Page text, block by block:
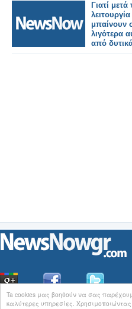
Ta cookies μας βοηθούν να σας
καλύτερες υπηρεσίες. Χρησιμοποιώντας
Γιατί μετά
μπαίνουν
λιγότερα
από